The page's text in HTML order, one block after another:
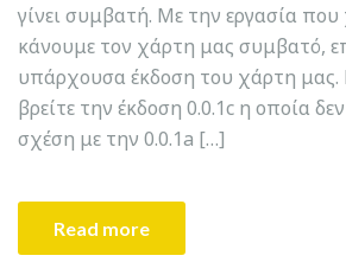
γίνει συμβατή. Με την εργασία που
κάνουμε τον χάρτη μας συμβατό,
υπάρχουσα έκδοση του χάρτη μας.
βρείτε την έκδοση 0.0.1c η οποία
σχέση με την 0.0.1a […]
Read more